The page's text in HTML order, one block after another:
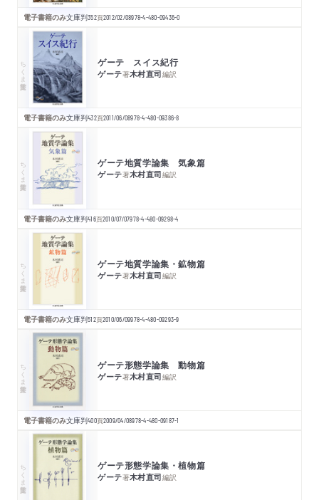
電子書籍のみ文庫判352頁2012/02/08978-4-480-09436-0
ちくま学芸文庫 ゲーテ スイス紀行
ゲーテ著木村直司編訳
電子書籍のみ文庫判432頁2011/06/08978-4-480-09386-8
ちくま学芸文庫 ゲーテ地質学論集 気象篇
ゲーテ著木村直司編訳
電子書籍のみ文庫判416頁2010/07/07978-4-480-09298-4
ちくま学芸文庫 ゲーテ地質学論集・鉱物篇
ゲーテ著木村直司編訳
電子書籍のみ文庫判512頁2010/06/09978-4-480-09293-9
ちくま学芸文庫 ゲーテ形態学論集 動物篇
ゲーテ著木村直司編訳
電子書籍のみ文庫判400頁2009/04/08978-4-480-09187-1
ちくま学芸文庫 ゲーテ形態学論集・植物篇
ゲーテ著木村直司編訳